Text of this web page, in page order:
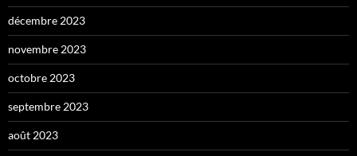
décembre 2023
novembre 2023
octobre 2023
septembre 2023
août 2023